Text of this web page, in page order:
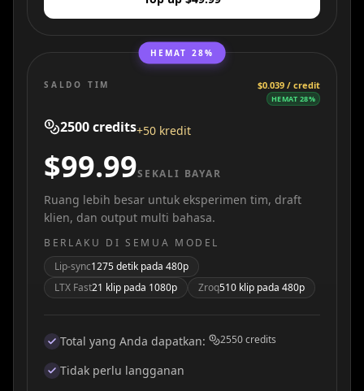
HEMAT 28%
SALDO TIM $0.039 / credit
HEMAT 28%
2500credits+50 kredit
$99.99SEKALI BAYAR
Ruang lebih besar untuk eksperimen tim, draft
klien, dan output multi bahasa.
BERLAKU DI SEMUA MODEL
Lip-sync1275 detik pada 480p
LTX Fast21 klip pada 1080p Zroq510 klip pada 480p
Total yang Anda dapatkan: 2550credits
Tidak perlu langganan